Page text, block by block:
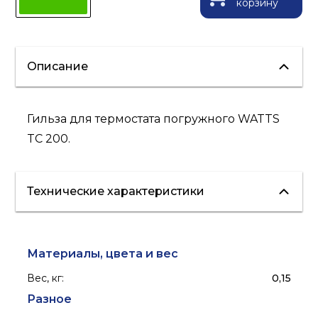
корзину
Описание
Гильза для термостата погружного WATTS
TC 200.
Технические характеристики
Материалы, цвета и вес
Вес, кг: 0,15
Разное